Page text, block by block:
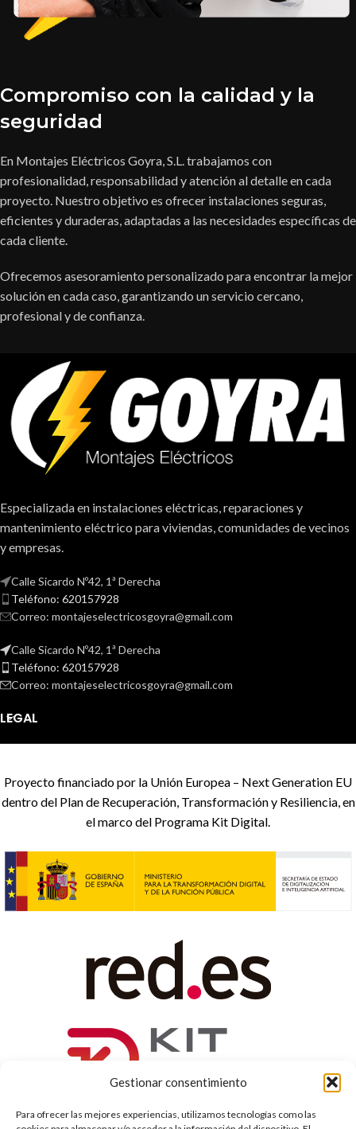
Gestionar consentimiento
Para ofrecer las mejores experiencias, utilizamos tecnologías como las
Compromiso con la calidad y la
seguridad
En Montajes Eléctricos Goyra, S.L. trabajamos con
profesionalidad, responsabilidad y atención al detalle en cada
proyecto. Nuestro objetivo es ofrecer instalaciones seguras,
eficientes y duraderas, adaptadas a las necesidades específicas de
cada cliente.
Ofrecemos asesoramiento personalizado para encontrar la mejor
solución en cada caso, garantizando un servicio cercano,
profesional y de confianza.
Especializada en instalaciones eléctricas, reparaciones y
mantenimiento eléctrico para viviendas, comunidades de vecinos
y empresas.
Calle Sicardo Nº42, 1ª Derecha
Teléfono: 620157928
Correo: montajeselectricosgoyra@gmail.com
Calle Sicardo Nº42, 1ª Derecha
Teléfono: 620157928
Correo: montajeselectricosgoyra@gmail.com
LEGAL
Proyecto financiado por la Unión Europea – Next Generation EU
dentro del Plan de Recuperación, Transformación y Resiliencia, en
el marco del Programa Kit Digital.